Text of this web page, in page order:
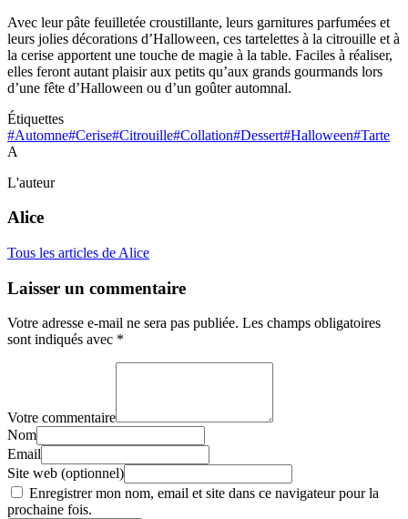
Avec leur pâte feuilletée croustillante, leurs garnitures parfumées et
leurs jolies décorations d’Halloween, ces tartelettes à la citrouille et à
la cerise apportent une touche de magie à la table. Faciles à réaliser,
elles feront autant plaisir aux petits qu’aux grands gourmands lors
d’une fête d’Halloween ou d’un goûter automnal.
Étiquettes
#Automne#Cerise#Citrouille#Collation#Dessert#Halloween#Tarte
A
L'auteur
Alice
Tous les articles de Alice
Laisser un commentaire
Votre adresse e-mail ne sera pas publiée. Les champs obligatoires
sont indiqués avec *
Votre commentaire
Nom
Email
Site web (optionnel)
Enregistrer mon nom, email et site dans ce navigateur pour la
prochaine fois.